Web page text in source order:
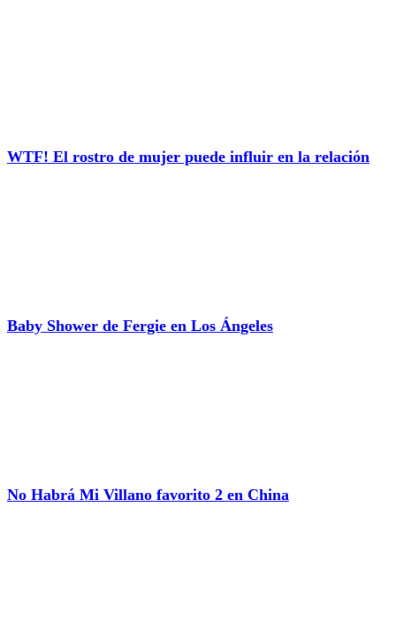
WTF! El rostro de mujer puede influir en la relación
Baby Shower de Fergie en Los Ángeles
No Habrá Mi Villano favorito 2 en China